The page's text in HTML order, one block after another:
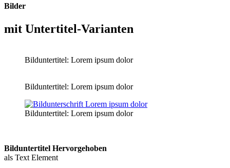
Bilder
mit Untertitel-Varianten
Bilduntertitel: Lorem ipsum dolor
Bilduntertitel: Lorem ipsum dolor
Bilduntertitel: Lorem ipsum dolor
Bild­unter­titel Hervorgehoben
als Text Element